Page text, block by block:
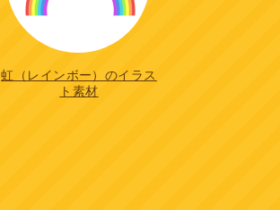
虹（レインボー）のイラス
ト素材